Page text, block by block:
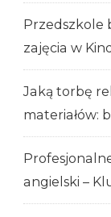
Przedszkole
zajęcia w
Jaką torbę
materiałów:
angielski –